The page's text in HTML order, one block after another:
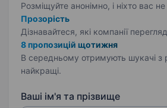
Розміщуйте анонімно, і ніхто вас не
Прозорість
Дізнавайтеся, які компанії
8 пропозицій щотижня
В середньому отримують шукачі з
найкращі.
Ваші ім'я та прізвище